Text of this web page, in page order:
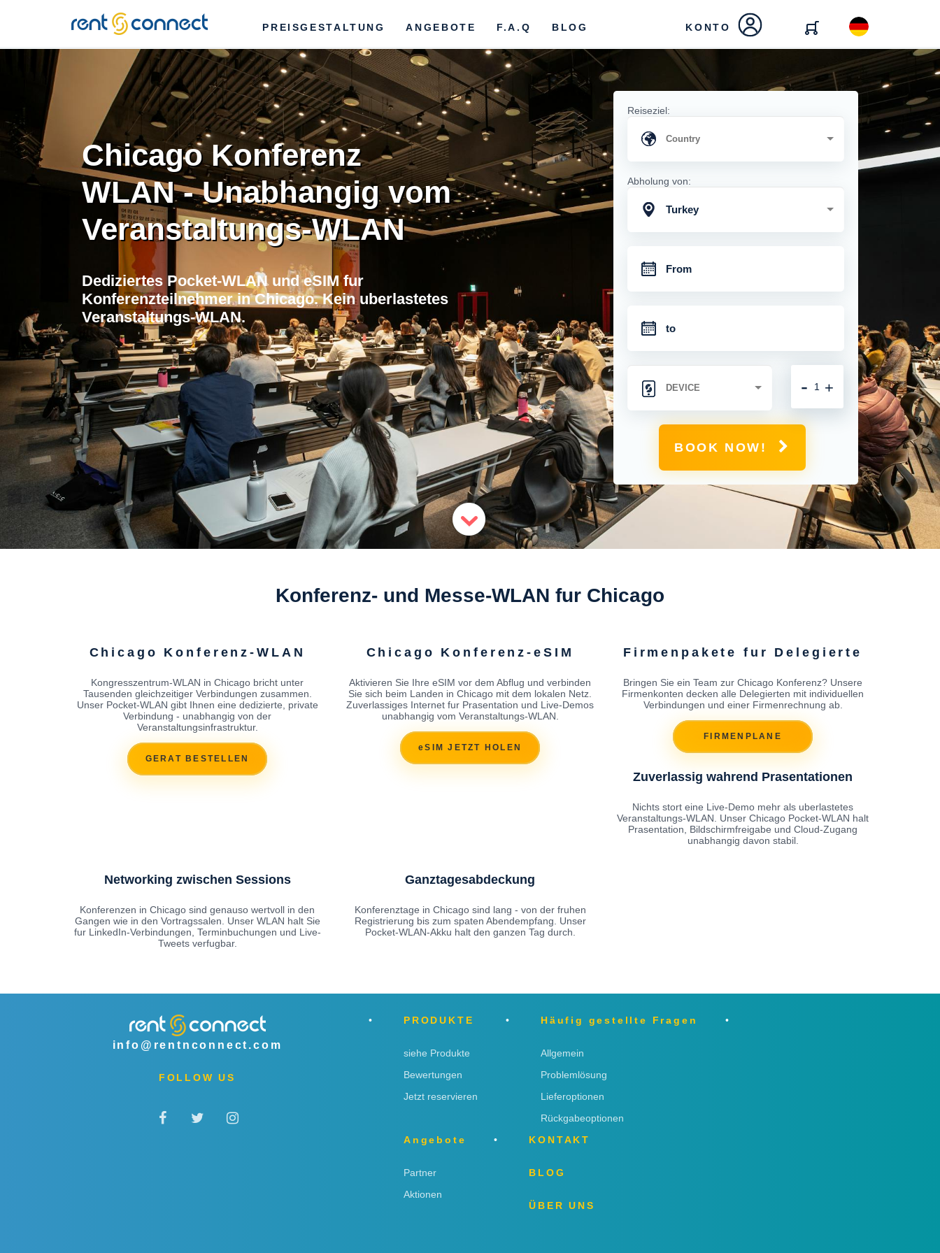
RENT'N
CONNECT
PREISGESTALTUNG ANGEBOTE F.A.Q BLOG KONTO
Chicago Konferenz
WLAN - Unabhangig vom
Veranstaltungs-WLAN
Dediziertes Pocket-WLAN und eSIM fur
Konferenzteilnehmer in Chicago. Kein uberlastetes
Veranstaltungs-WLAN.
Reiseziel:
Abholung von:
Turkey
+
-
BOOK NOW!
Konferenz- und Messe-WLAN fur Chicago
Chicago Konferenz-WLAN
Kongresszentrum-WLAN in Chicago bricht unter
Tausenden gleichzeitiger Verbindungen zusammen.
Unser Pocket-WLAN gibt Ihnen eine dedizierte, private
Verbindung - unabhangig von der
Veranstaltungsinfrastruktur.
GERAT BESTELLEN
Chicago Konferenz-eSIM
Aktivieren Sie Ihre eSIM vor dem Abflug und verbinden
Sie sich beim Landen in Chicago mit dem lokalen Netz.
Zuverlassiges Internet fur Prasentation und Live-Demos
unabhangig vom Veranstaltungs-WLAN.
eSIM JETZT HOLEN
Firmenpakete fur Delegierte
Bringen Sie ein Team zur Chicago Konferenz? Unsere
Firmenkonten decken alle Delegierten mit individuellen
Verbindungen und einer Firmenrechnung ab.
FIRMENPLANE
Zuverlassig wahrend Prasentationen
Nichts stort eine Live-Demo mehr als uberlastetes
Veranstaltungs-WLAN. Unser Chicago Pocket-WLAN halt
Prasentation, Bildschirmfreigabe und Cloud-Zugang
unabhangig davon stabil.
Networking zwischen Sessions
Konferenzen in Chicago sind genauso wertvoll in den
Gangen wie in den Vortragssalen. Unser WLAN halt Sie
fur LinkedIn-Verbindungen, Terminbuchungen und Live-
Tweets verfugbar.
Ganztagesabdeckung
Konferenztage in Chicago sind lang - von der fruhen
Registrierung bis zum spaten Abendempfang. Unser
Pocket-WLAN-Akku halt den ganzen Tag durch.
info@rentnconnect.com
FOLLOW US
PRODUKTE
siehe Produkte
Bewertungen
Jetzt reservieren
Häufig gestellte Fragen
Allgemein
Problemlösung
Lieferoptionen
Rückgabeoptionen
Angebote
Partner
Aktionen
KONTAKT
BLOG
ÜBER UNS